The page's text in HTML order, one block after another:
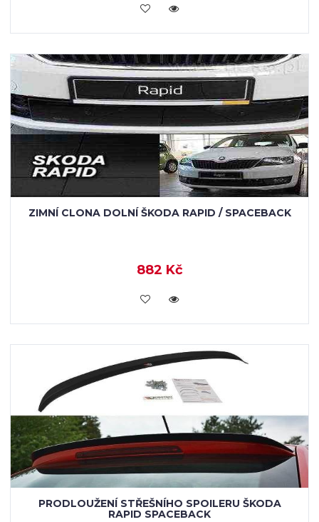
KOUPIT
ZIMNÍ CLONA DOLNÍ ŠKODA RAPID / SPACEBACK
882 Kč
KOUPIT
PRODLOUŽENÍ STŘEŠNÍHO SPOILERU ŠKODA
RAPID SPACEBACK